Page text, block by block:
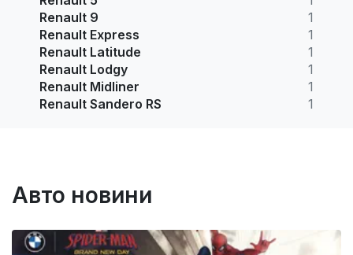
Renault 9
1
Renault Express
1
Renault Latitude
1
Renault Lodgy
1
Renault Midliner
1
Renault Sandero RS
1
Авто новини